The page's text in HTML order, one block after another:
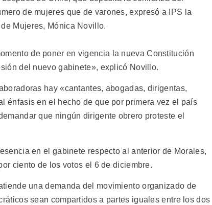
de mujeres que de varones, expresó a IPS la
Mujeres, Mónica Novillo.
de poner en vigencia la nueva Constitución
del nuevo gabinete», explicó Novillo.
hay «cantantes, abogadas, dirigentas,
énfasis en el hecho de que por primera vez el país
que ningún dirigente obrero proteste el
en el gabinete respecto al anterior de Morales,
ciento de los votos el 6 de diciembre.
una demanda del movimiento organizado de
sean compartidos a partes iguales entre los dos